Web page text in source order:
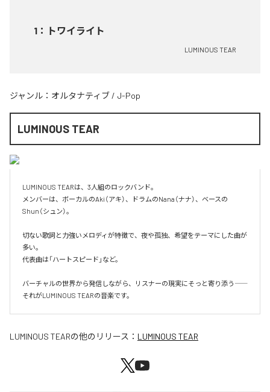
1 ： トワイライト
LUMINOUS TEAR
ジャンル： オルタナティブ / J-Pop
LUMINOUS TEAR
LUMINOUS TEARは、3人組のロックバンド。
メンバーは、ボーカルのAki（アキ）、ドラムのNana（ナナ）、ベースの
Shun（シュン）。
切ない歌詞と力強いメロディが特徴で、夜や孤独、希望をテーマにした曲が
多い。
代表曲は「ハートスピード」など。
バーチャルの世界から発信しながら、リスナーの現実にそっと寄り添う――
それがLUMINOUS TEARの音楽です。
LUMINOUS TEARの他のリリース： LUMINOUS TEAR